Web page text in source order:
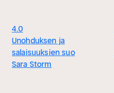
4.0
Unohduksen ja
salaisuuksien suo
Sara Storm